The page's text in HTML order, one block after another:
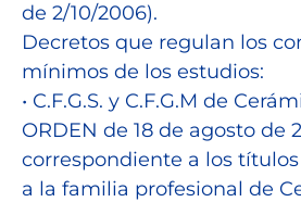
de 2/10/2006).
Decretos que regulan los
mínimos de los estudios:
• C.F.G.S. y C.F.G.M de
ORDEN de 18 de agosto de
correspondiente a los
a la familia profesional de